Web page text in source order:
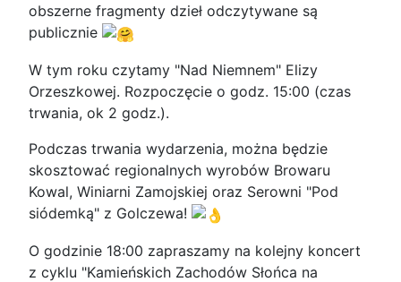
obszerne fragmenty dzieł odczytywane są
publicznie
W tym roku czytamy "Nad Niemnem" Elizy
Orzeszkowej. Rozpoczęcie o godz. 15:00 (czas
trwania, ok 2 godz.).
Podczas trwania wydarzenia, można będzie
skosztować regionalnych wyrobów Browaru
Kowal, Winiarni Zamojskiej oraz Serowni "Pod
siódemką" z Golczewa!
O godzinie 18:00 zapraszamy na kolejny koncert
z cyklu "Kamieńskich Zachodów Słońca na